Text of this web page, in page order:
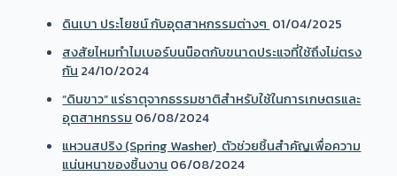
ดินเบา ประโยชน์ กับอุตสาหกรรมต่างๆ 01/04/2025
สงสัยไหมทำไมเบอร์บนน๊อตกับขนาดประแจที่ใช้ถึงไม่ตรง
กัน 24/10/2024
“ดินขาว” แร่ธาตุจากธรรมชาติสำหรับใช้ในการเกษตรและ
อุตสาหกรรม 06/08/2024
แหวนสปริง (Spring Washer) ตัวช่วยชิ้นสำคัญเพื่อความ
แน่นหนาของชิ้นงาน 06/08/2024